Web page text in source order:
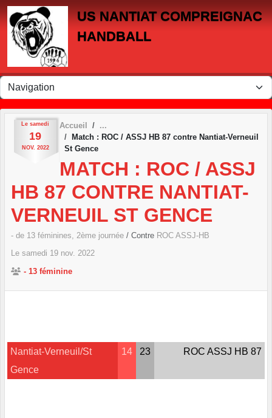
US NANTIAT COMPREIGNAC
HANDBALL
Le samedi
19
NOV. 2022
Accueil
Match : ROC / ASSJ HB 87 contre Nantiat-Verneuil
St Gence
MATCH : ROC / ASSJ
HB 87 CONTRE NANTIAT-
VERNEUIL ST GENCE
- de 13 féminines, 2ème journée / Contre ROC ASSJ-HB
Le samedi 19 nov. 2022
- 13 féminine
Nantiat-Verneuil/St
Gence
14 23 ROC ASSJ HB 87
Panneau de gestion des cookies